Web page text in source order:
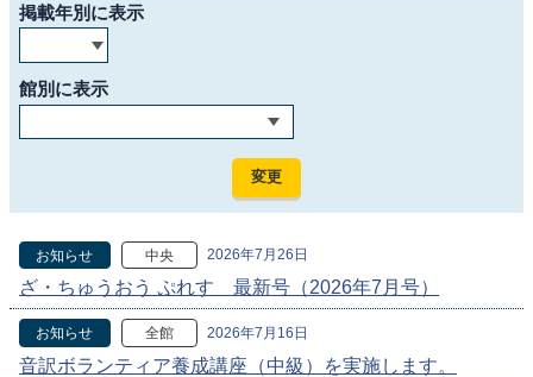
掲載年別に表示
館別に表示
お知らせ 中央 2026年7月26日
ざ・ちゅうおう ぷれす 最新号（2026年7月号）
お知らせ 全館 2026年7月16日
音訳ボランティア養成講座（中級）を実施します。